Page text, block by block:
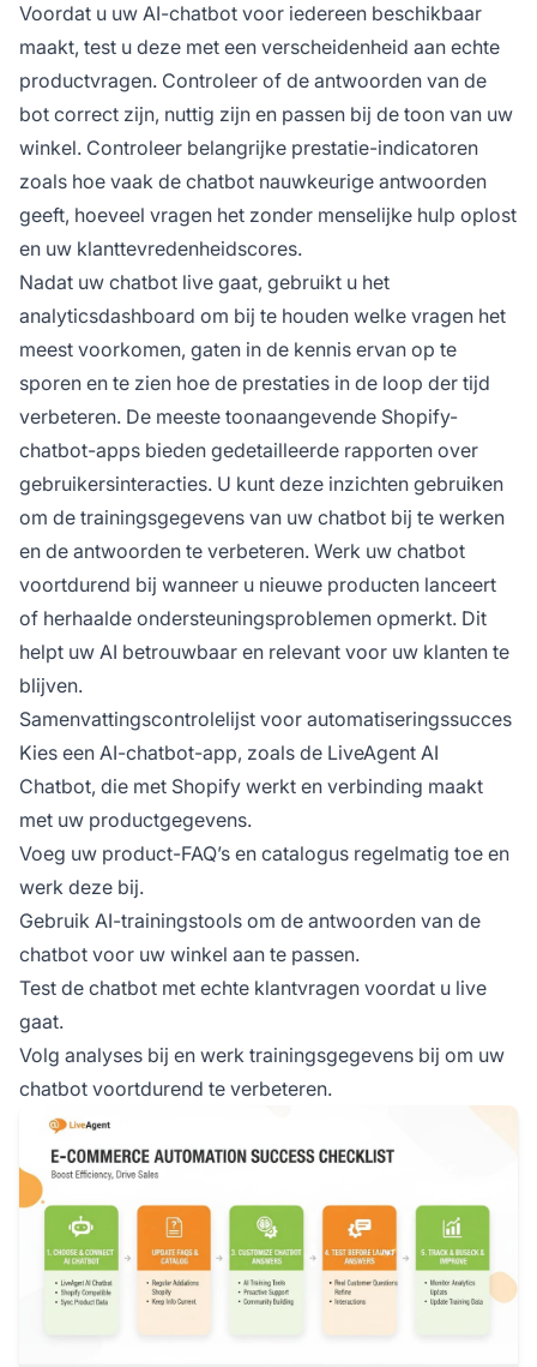
Voordat u uw AI-chatbot voor iedereen beschikbaar
maakt, test u deze met een verscheidenheid aan echte
productvragen. Controleer of de antwoorden van de
bot correct zijn, nuttig zijn en passen bij de toon van uw
winkel. Controleer belangrijke prestatie-indicatoren
zoals hoe vaak de chatbot nauwkeurige antwoorden
geeft, hoeveel vragen het zonder menselijke hulp oplost
en uw klanttevredenheidscores.
Nadat uw chatbot live gaat, gebruikt u het
analyticsdashboard om bij te houden welke vragen het
meest voorkomen, gaten in de kennis ervan op te
sporen en te zien hoe de prestaties in de loop der tijd
verbeteren. De meeste toonaangevende Shopify-
chatbot-apps bieden gedetailleerde rapporten over
gebruikersinteracties. U kunt deze inzichten gebruiken
om de trainingsgegevens van uw chatbot bij te werken
en de antwoorden te verbeteren. Werk uw chatbot
voortdurend bij wanneer u nieuwe producten lanceert
of herhaalde ondersteuningsproblemen opmerkt. Dit
helpt uw AI betrouwbaar en relevant voor uw klanten te
blijven.
Samenvattingscontrolelijst voor automatiseringssucces
Kies een AI-chatbot-app, zoals de LiveAgent AI
Chatbot, die met Shopify werkt en verbinding maakt
met uw productgegevens.
Voeg uw product-FAQ’s en catalogus regelmatig toe en
werk deze bij.
Gebruik AI-trainingstools om de antwoorden van de
chatbot voor uw winkel aan te passen.
Test de chatbot met echte klantvragen voordat u live
gaat.
Volg analyses bij en werk trainingsgegevens bij om uw
chatbot voortdurend te verbeteren.